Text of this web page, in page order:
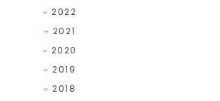
2022
2021
2020
2019
2018